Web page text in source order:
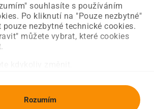
souhlasíte s používáním
Po kliknutí na "Pouze nezbytné"
pouze nezbytné technické cookies.
můžete vybrat, které cookies
Rozumím
stránku Úvodní strana